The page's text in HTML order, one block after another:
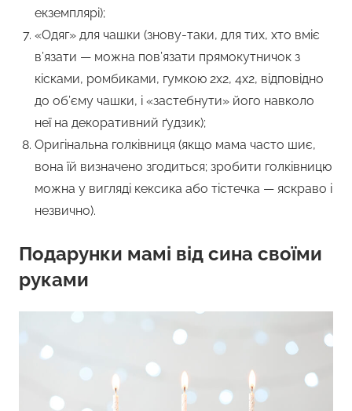
екземплярі);
«Одяг» для чашки (знову-таки, для тих, хто вміє
в’язати — можна пов’язати прямокутничок з
кісками, ромбиками, гумкою 2х2, 4х2, відповідно
до об’єму чашки, і «застебнути» його навколо
неї на декоративний ґудзик);
Оригінальна голківниця (якщо мама часто шиє,
вона їй визначено згодиться; зробити голківницю
можна у вигляді кексика або тістечка — яскраво і
незвично).
Подарунки мамі від сина своїми
руками